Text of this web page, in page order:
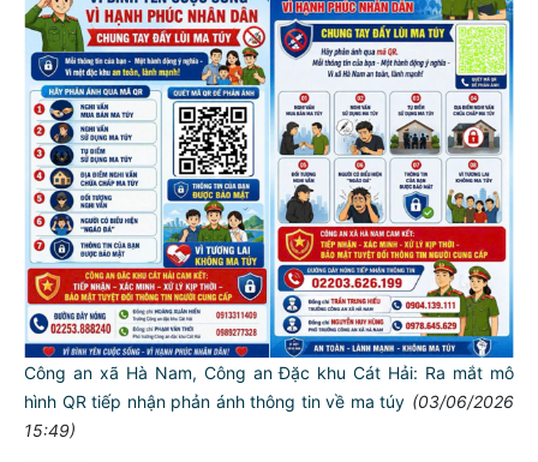
Công an xã Hà Nam, Công an Đặc khu Cát Hải: Ra mắt mô
hình QR tiếp nhận phản ánh thông tin về ma túy (03/06/2026
15:49)